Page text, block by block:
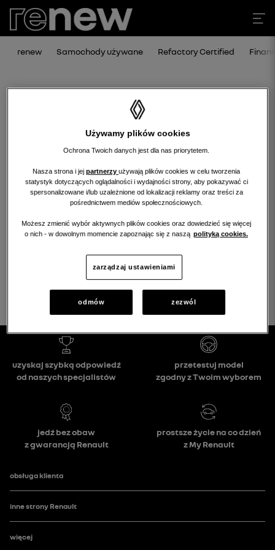
renew Samochody używane Refactory Certified
Niestety, wybrany dealer nie ma
obecnie żadnych ofert w tej kategorii.
Wróć na stronę główną.
wróć na stronę główną
Używamy plików cookies
Ochrona Twoich danych jest dla nas priorytetem.
Nasza strona i jej partnerzy używają plików cookies w celu tworzenia
statystyk dotyczących oglądalności i wydajności strony, aby pokazywać ci
spersonalizowane i/lub uzależnione od lokalizacji reklamy oraz treści za
pośrednictwem mediów społecznościowych.
Możesz zmienić wybór aktywnych plików cookies oraz dowiedzieć się więcej
o nich - w dowolnym momencie zapoznając się z naszą polityką cookies.
zarządzaj ustawieniami
odmów zezwól